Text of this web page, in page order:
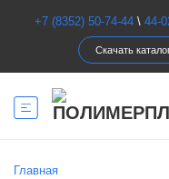
+7 (8352) 50-74-44\ 44-
Скачать
Главная